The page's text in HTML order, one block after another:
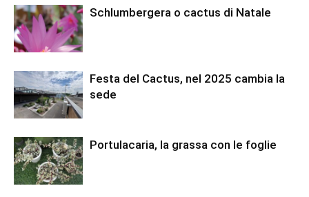
Schlumbergera o cactus di Natale
Festa del Cactus, nel 2025 cambia la
sede
Portulacaria, la grassa con le foglie